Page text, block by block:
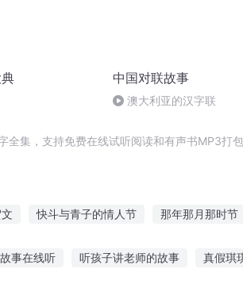
中国对联故事
澳大利亚的汉字联
集，支持免费在线试听阅读和有声书MP3打包
快斗与青子的情人节 那年那月那时节
事在线听 听孩子讲老师的故事 真假琪